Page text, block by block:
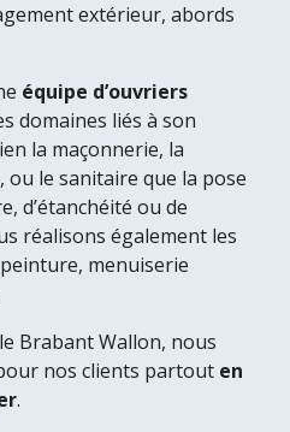
extérieur, abords
équipe d’ouvriers
domaines liés à son
la maçonnerie, la
le sanitaire que la pose
d’étanchéité ou de
réalisons également les
menuiserie
Brabant Wallon, nous
nos clients partout en
.